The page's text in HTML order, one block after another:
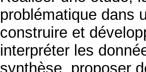
problématique dans
construire et
interpréter les
synthèse, proposer